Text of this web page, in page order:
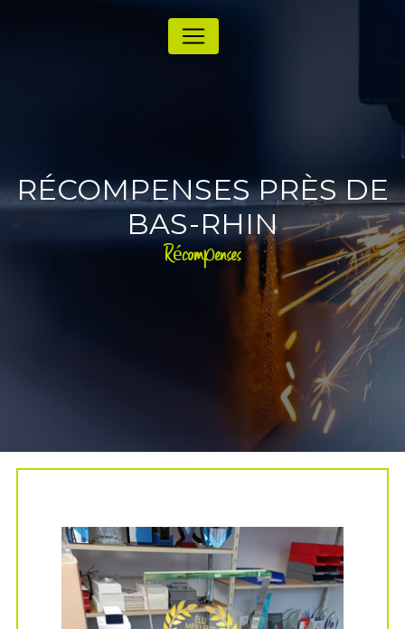
RÉCOMPENSES PRÈS DE
BAS-RHIN
Récompenses